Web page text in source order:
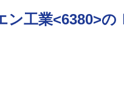
ン工業<6380>の